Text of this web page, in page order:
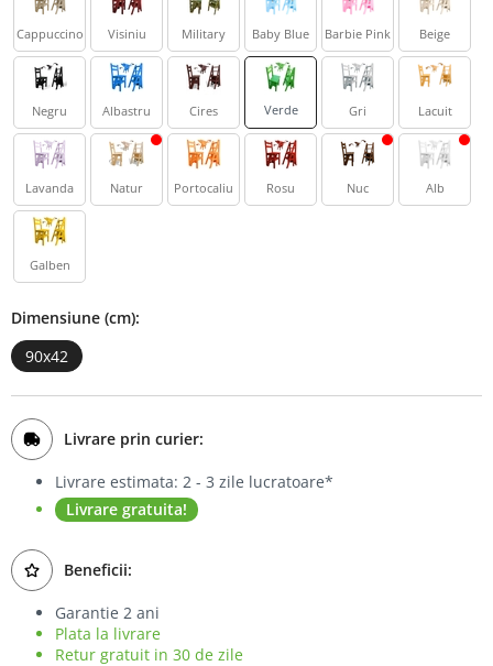
Cappuccino Visiniu Military Baby Blue Barbie Pink Beige
Negru Albastru Cires Verde Gri Lacuit
Lavanda Natur Portocaliu Rosu Nuc Alb
Galben
Dimensiune (cm):
90x42
Livrare prin curier:
Livrare estimata: 2 - 3 zile lucratoare*
Livrare gratuita!
Beneficii:
Garantie 2 ani
Plata la livrare
Retur gratuit in 30 de zile
Bufet
Biblioteca
Comode